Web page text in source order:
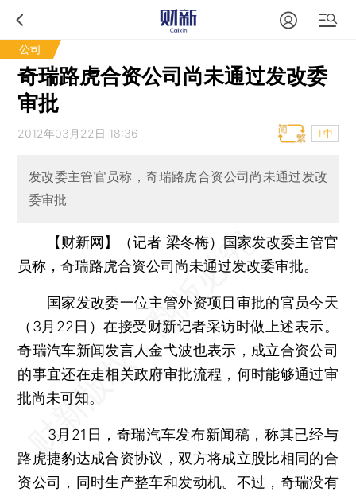
公司
奇瑞路虎合资公司尚未通过发改委
审批
2012年03月22日 18:36 T中
发改委主管官员称，奇瑞路虎合资公司尚未通过发改
委审批
【财新网】（记者 梁冬梅） 国家发改委主管官
员称，奇瑞路虎合资公司尚未通过发改委审批。
国家发改委一位主管外资项目审批的官员今天
（3月22日）在接受财新记者采访时做上述表示。
奇瑞汽车新闻发言人金弋波也表示，成立合资公司
的事宜还在走相关政府审批流程，何时能够通过审
批尚未可知。
3月21日，奇瑞汽车发布新闻稿，称其已经与
路虎捷豹达成合资协议，双方将成立股比相同的合
资公司，同时生产整车和发动机。不过，奇瑞没有